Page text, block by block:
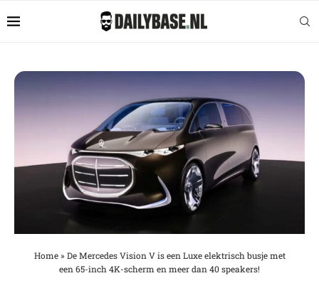
Home» De Mercedes Vision V is een Luxe elektrisch busje met
een 65-inch 4K-scherm en meer dan 40 speakers!